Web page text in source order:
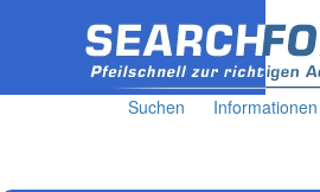
Suchen Informationen